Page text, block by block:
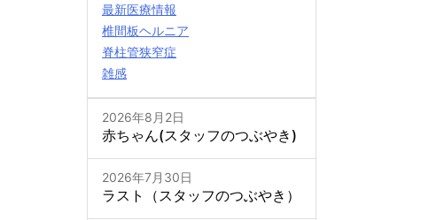
最新医療情報
椎間板ヘルニア
脊柱管狭窄症
雑感
2026年8月2日
赤ちゃん(スタッフのつぶやき)
2026年7月30日
ラスト（スタッフのつぶやき）